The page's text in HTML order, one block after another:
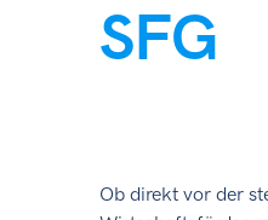
SFG
Ob direkt vor der